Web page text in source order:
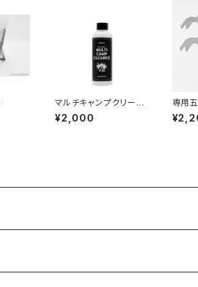
マルチキャンプクリーナ
ー 詰め替え用希釈用原
液
¥2,000
専用五